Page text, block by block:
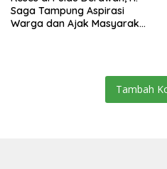
Saga Tampung Aspirasi
Warga dan Ajak Masyarakat
Tambah